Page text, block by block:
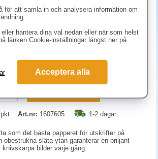
336.30 kr (inkl. moms)
Art.nr: 1607605 1-2 dagar
som det bästa papperet för utskrifter på
obestrukna släta ytan garanterar en briljant
bilder varje gång.
för att samla in och analysera information om
hantera dina val nedan eller när som helst
länken Cookie-inställningar längst ner på
Acceptera alla